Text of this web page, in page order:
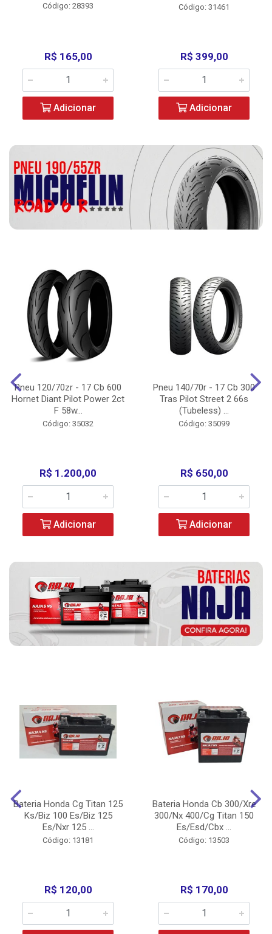
Código: 28393
R$ 165,00
Adicionar
Código: 31461
R$ 399,00
Adicionar
Pneu 120/70zr - 17 Cb 600
Hornet Diant Pilot Power 2ct
F 58w...
Código: 35032
R$ 1.200,00
Adicionar
Pneu 140/70r - 17 Cb 300
Tras Pilot Street 2 66s
(Tubeless) ...
Código: 35099
R$ 650,00
Adicionar
Bateria Honda Cg Titan 125
Ks/Biz 100 Es/Biz 125
Es/Nxr 125 ...
Código: 13181
R$ 120,00
Bateria Honda Cb 300/Xre
300/Nx 400/Cg Titan 150
Es/Esd/Cbx ...
Código: 13503
R$ 170,00